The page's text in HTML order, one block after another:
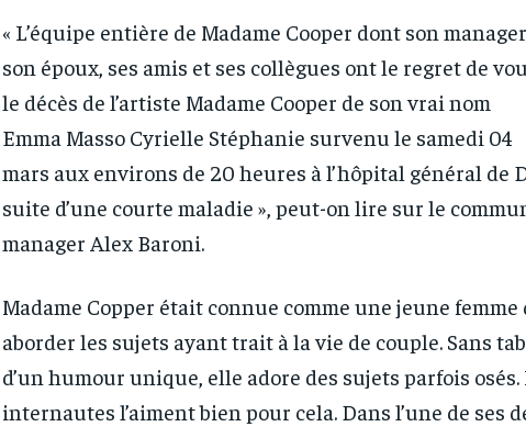
« L’équipe entière de Madame Cooper dont son
son époux, ses amis et ses collègues ont le regret de
le décès de l’artiste Madame Cooper de son vrai nom
Emma Masso Cyrielle Stéphanie survenu le samedi 04
mars aux environs de 20 heures à l’hôpital général de
suite d’une courte maladie », peut-on lire sur le
manager Alex Baroni.
Madame Copper était connue comme une jeune femme
aborder les sujets ayant trait à la vie de couple. Sans
d’un humour unique, elle adore des sujets parfois osés.
internautes l’aiment bien pour cela. Dans l’une de ses